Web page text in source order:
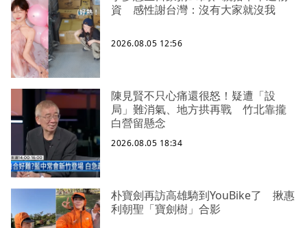
資 感性謝台灣：沒有大家就沒我
2026.08.05 12:56
陳見賢不只心痛還很怒！疑遭「設
局」難消氣、地方拱再戰 竹北靠攏
白營留懸念
2026.08.05 18:34
朴寶劍再訪高雄騎到YouBike了 揪惠
利朝聖「寶劍樹」合影